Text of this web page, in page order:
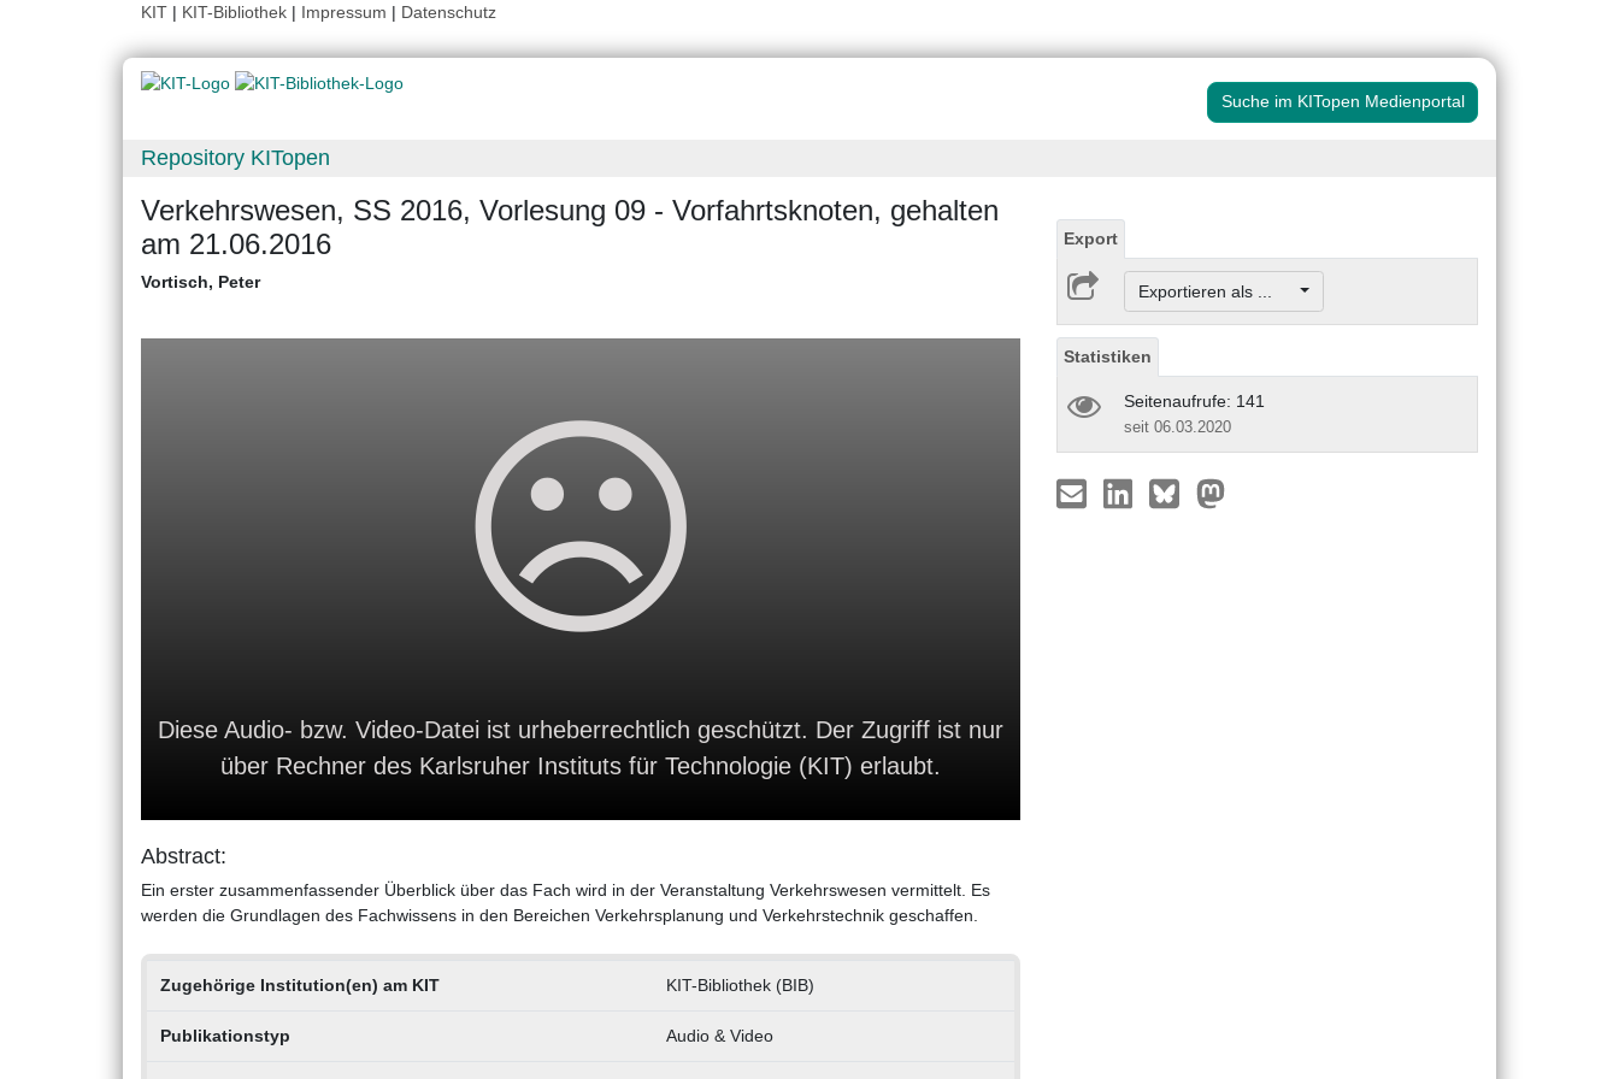
KIT | KIT-Bibliothek | Impressum | Datenschutz
Suche im KITopen Medienportal
Repository KITopen
Verkehrswesen, SS 2016, Vorlesung 09 - Vorfahrtsknoten, gehalten
am 21.06.2016
Vortisch, Peter
Diese Audio- bzw. Video-Datei ist urheberrechtlich geschützt. Der Zugriff ist nur
über Rechner des Karlsruher Instituts für Technologie (KIT) erlaubt.
Abstract:
Ein erster zusammenfassender Überblick über das Fach wird in der Veranstaltung Verkehrswesen vermittelt. Es
werden die Grundlagen des Fachwissens in den Bereichen Verkehrsplanung und Verkehrstechnik geschaffen.
Zugehörige Institution(en) am KIT KIT-Bibliothek (BIB)
Publikationstyp Audio & Video
Export
Exportieren als ...
Statistiken
Seitenaufrufe: 141
seit 06.03.2020